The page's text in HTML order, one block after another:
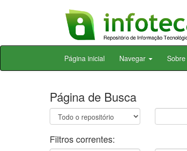
Skip
Página inicial Navegar Sobre
Página de Busca
Filtros correntes: